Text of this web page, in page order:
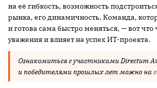
на её гибкость, возможность
рынка, его динамичность. Команда,
и готова сама быстро меняться, — вот что
уважения и влияет на успех ИТ-проекта.
Ознакомиться с участникамиDirectum
и победителями прошлых лет можно на